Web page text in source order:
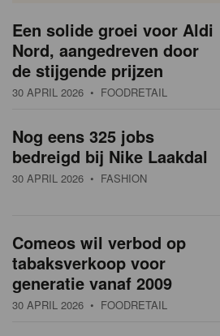
N
e
u
w
s
e
Een solide groei voor Aldi
Nord, aangedreven door
de stijgende prijzen
30 APRIL 2026 • FOODRETAIL
Nog eens 325 jobs
bedreigd bij Nike Laakdal
30 APRIL 2026 • FASHION
Comeos wil verbod op
tabaksverkoop voor
generatie vanaf 2009
30 APRIL 2026 • FOODRETAIL
P
a
g
i
a
t
i
Vorige
Page
Page
Page
Page
Current
page
Page
Page
Page
Page
Volgende
academy
society